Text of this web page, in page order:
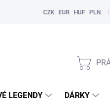
CZK EUR HUF PLN |
LEGENDY DÁRKY